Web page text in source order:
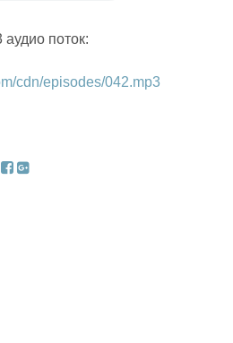
поток:
cdn/episodes/042.mp3